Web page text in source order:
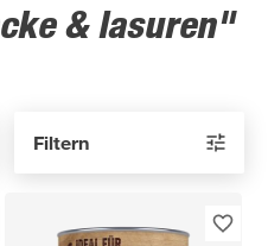
& lasuren"
Filtern